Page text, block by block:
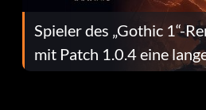
Spieler des „Gothic 1“-
mit Patch 1.0.4 eine
Fehlerbehebungen